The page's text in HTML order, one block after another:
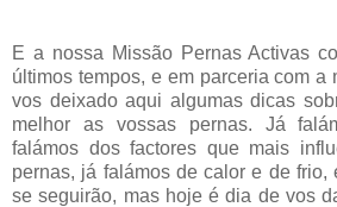
E a nossa Missão Pernas Activas
últimos tempos, e em parceria com a
vos deixado aqui algumas dicas
melhor as vossas pernas. Já
falámos dos factores que mais
pernas, já falámos de calor e de frio,
se seguirão, mas hoje é dia de vos